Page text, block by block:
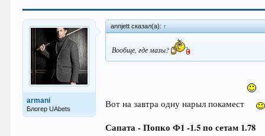
armani
Блогер UAbets
annjett сказал(а): ↑
Вообще, где мазы?
Вот на завтра одну нарыл покамест
Сапата - Попко Ф1 -1.5 по сетам 1.78